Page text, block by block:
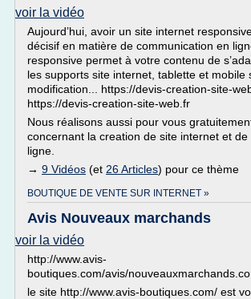
voir la vidéo
Aujourd’hui, avoir un site internet
décisif en matière de communication en
responsive permet à votre contenu de
les supports site internet, tablette et mobile
modification... https://devis-creation-site-
https://devis-creation-site-web.fr
Nous réalisons aussi pour vous
concernant la creation de site internet et de
ligne.
→ 9 Vidéos (et 26 Articles) pour ce thème
BOUTIQUE DE VENTE SUR INTERNET »
Avis Nouveaux marchands
voir la vidéo
http://www.avis-
boutiques.com/avis/
le site http://www.avis-boutiques.com/ est